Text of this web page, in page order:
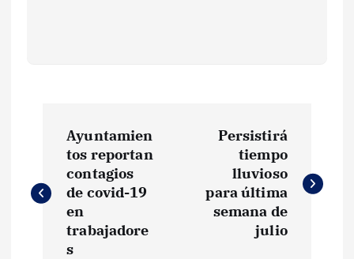
v
Ayuntamien
tos reportan
contagios
de covid-19
en
trabajadore
s
Persistirá
tiempo
lluvioso
para última
semana de
julio